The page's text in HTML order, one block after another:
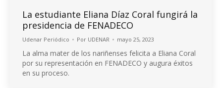
La estudiante Eliana Díaz Coral fungirá la
presidencia de FENADECO
Udenar Periódico Por UDENAR mayo 25, 2023
La alma mater de los nariñenses felicita a Eliana Coral
por su representación en FENADECO y augura éxitos
en su proceso.